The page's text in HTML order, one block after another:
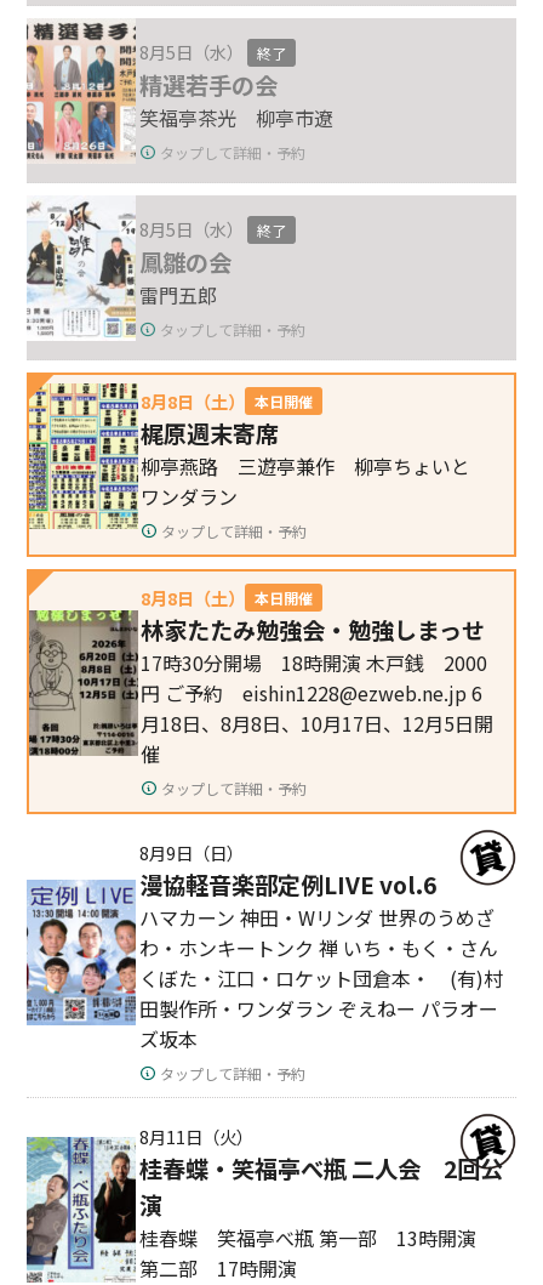
8月5日（水） 終了
精選若手の会
笑福亭茶光 柳亭市遼
タップして詳細・予約
8月5日（水） 終了
鳳雛の会
雷門五郎
タップして詳細・予約
8月8日（土） 本日開催
梶原週末寄席
柳亭燕路 三遊亭兼作 柳亭ちょいと
ワンダラン
タップして詳細・予約
8月8日（土） 本日開催
林家たたみ勉強会・勉強しまっせ
17時30分開場 18時開演 木戸銭 2000
円 ご予約 eishin1228@ezweb.ne.jp 6
月18日、8月8日、10月17日、12月5日開
催
タップして詳細・予約
8月9日（日）
漫協軽音楽部定例LIVE vol.6
ハマカーン 神田・Wリンダ 世界のうめざ
わ・ホンキートンク 禅 いち・もく・さん
くぼた・江口・ロケット団倉本・ (有)村
田製作所・ワンダラン ぞえねー パラオー
ズ坂本
タップして詳細・予約
8月11日（火）
桂春蝶・笑福亭べ瓶 二人会 2回公
演
桂春蝶 笑福亭べ瓶 第一部 13時開演
第二部 17時開演